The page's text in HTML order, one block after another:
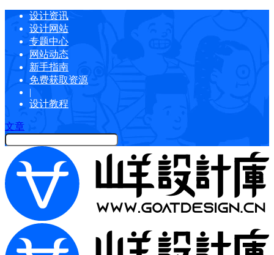
设计资讯
设计网站
专题中心
网站动态
新手指南
免费获取资源
|
设计教程
文章